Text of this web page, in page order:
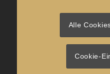
#donnerstagsprickelts –
#donnerstagsprickelts –
20. April 2026 - 14:36
Alle
Cookie-